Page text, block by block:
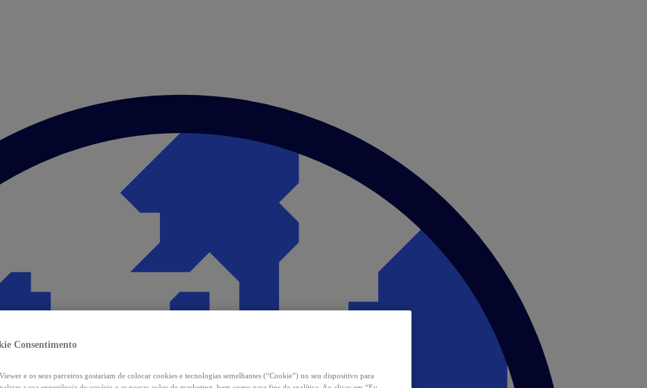
Consentimento
e os seus parceiros gostariam de colocar cookies e tecnologias semelhantes (“Cookie”) no seu dispositivo para